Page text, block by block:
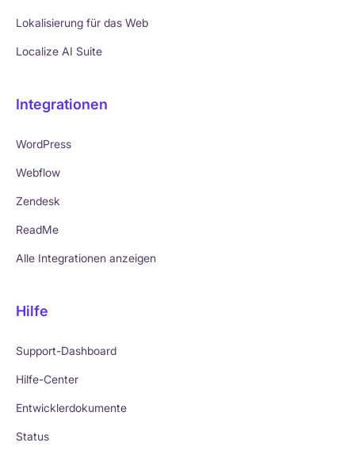
Lokalisierung für das Web
Localize AI Suite
Integrationen
WordPress
Webflow
Zendesk
ReadMe
Alle Integrationen anzeigen
Hilfe
Support-Dashboard
Hilfe-Center
Entwicklerdokumente
Status